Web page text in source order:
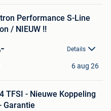
Performance S-Line
/ NIEUW !!
Details
6 aug 26
TFSI - Nieuwe Koppeling
Garantie